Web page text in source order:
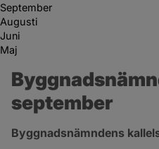
September
Augusti
Juni
Maj
september
Byggnadsnämndens